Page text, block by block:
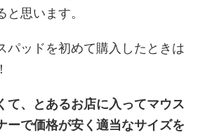
思います。
パッドを初めて購入したときは
て、とあるお店に入ってマウス
ーで価格が安く適当なサイズを